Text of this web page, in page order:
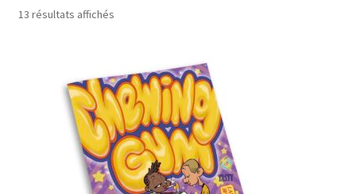
Mon compte
Validation de la commande
Politique de confidentialité
13 résultats affichés